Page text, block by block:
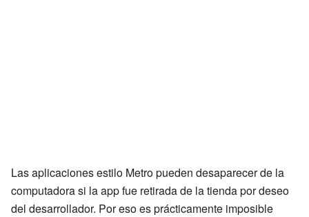
Las aplicaciones estilo Metro pueden desaparecer de la
computadora si la app fue retirada de la tienda por deseo
del desarrollador. Por eso es prácticamente imposible